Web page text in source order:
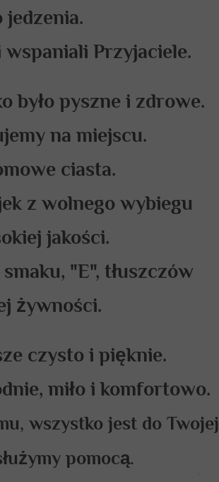
Przyjaciele.
było pyszne i zdrowe.
na miejscu.
ciasta.
z wolnego wybiegu
jakości.
"E", tłuszczów
żywności.
czysto i pięknie.
miło i komfortowo.
wszystko jest do Twojej
pomocą.